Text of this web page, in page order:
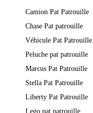
Camion Pat Patrouille
Chase Pat patrouille
Véhicule Pat Patrouille
Peluche pat patrouille
Marcus Pat Patrouille
Stella Pat Patrouille
Liberty Pat Patrouille
Lego pat patrouille